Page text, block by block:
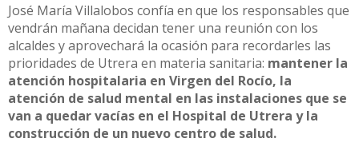
José María Villalobos confía en que los responsables que
vendrán mañana decidan tener una reunión con los
alcaldes y aprovechará la ocasión para recordarles las
prioridades de Utrera en materia sanitaria: mantener la
atención hospitalaria en Virgen del Rocío, la
atención de salud mental en las instalaciones que se
van a quedar vacías en el Hospital de Utrera y la
construcción de un nuevo centro de salud.